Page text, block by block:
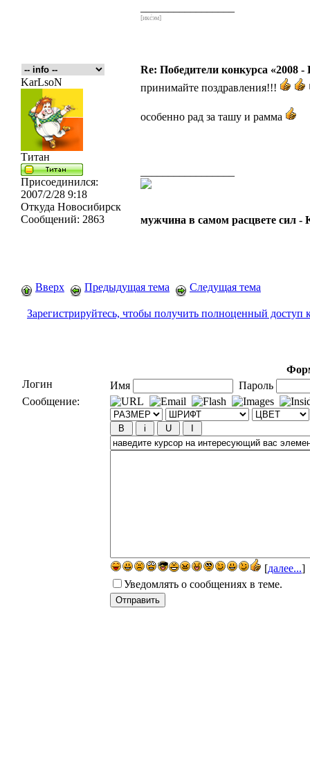
[икс́эм]
Re: Победители конкурса «2008
KarLsoN
Титан
Присоединился:
2007/2/28 9:18
Откуда Новосибирск
Сообщений: 2863
принимайте поздравления!!!
особенно рад за ташу и рамма
мужчина в самом расцвете сил -
Вверх Предыдущая тема Следущая тема
Зарегистрируйтесь, чтобы получить полноценный доступ
Логин
Имя
Пароль
Сообщение:
[далее...]
Уведомлять о сообщениях в теме.